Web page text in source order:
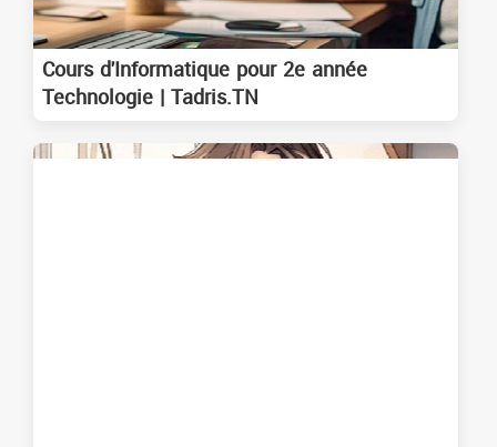
Cours d'Informatique pour 2e année
Technologie | Tadris.TN